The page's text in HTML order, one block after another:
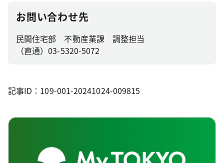
お問い合わせ先
民間住宅部 不動産業課 調整担当
（直通）03-5320-5072
記事ID：109-001-20241024-009815